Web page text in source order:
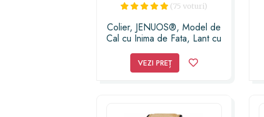
(75 voturi)
Colier, JENUOS®, Model de
Cal cu Inima de Fata, Lant cu
VEZI PREȚ